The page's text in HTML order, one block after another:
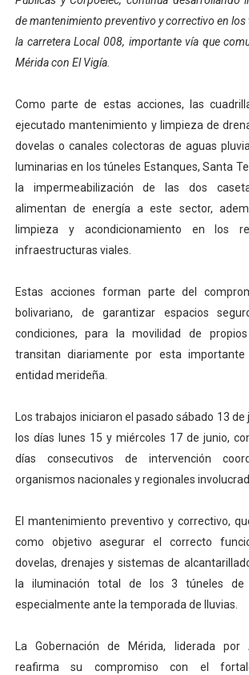
Plan Vacacional Venezuela Renace
Venezuela Renace 2026 lleva
Complejo Educativo Talento
Arnaldo Sánchez reinaugura Parque
Corposalud inició talleres para
de mantenimiento preventivo y correctivo en los
la carretera Local 008, importante vía que
Mérida con El Vigía.
Como parte de estas acciones, las
ejecutado mantenimiento y limpieza de
dovelas o canales colectoras de aguas
luminarias en los túneles Estanques, Santa
la impermeabilización de las dos
alimentan de energía a este sector,
limpieza y acondicionamiento en los
infraestructuras viales.
Estas acciones forman parte del
bolivariano, de garantizar espacios
condiciones, para la movilidad de
transitan diariamente por esta
entidad merideña.
Los trabajos iniciaron el pasado sábado 13
los días lunes 15 y miércoles 17 de junio,
días consecutivos de intervención
organismos nacionales y regionales
El mantenimiento preventivo y correctivo,
como objetivo asegurar el correcto
dovelas, drenajes y sistemas de
la iluminación total de los 3 túneles de
especialmente ante la temporada de lluvias.
La Gobernación de Mérida, liderada por
reafirma su compromiso con el